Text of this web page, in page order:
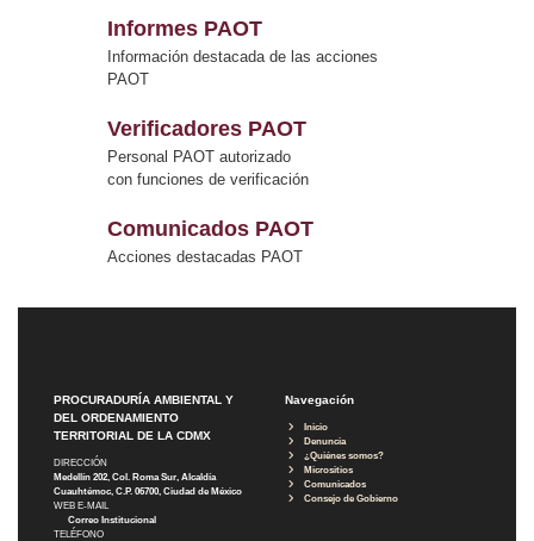
Informes PAOT
Información destacada de las acciones
PAOT
Verificadores PAOT
Personal PAOT autorizado
con funciones de verificación
Comunicados PAOT
Acciones destacadas PAOT
PROCURADURÍA AMBIENTAL Y
DEL ORDENAMIENTO
TERRITORIAL DE LA CDMX
DIRECCIÓN
Medellín 202, Col. Roma Sur, Alcaldía
Cuauhtémoc, C.P. 06700, Ciudad de México
WEB E-MAIL
Correo Institucional
TELÉFONO
Navegación
Inicio
Denuncia
¿Quiénes somos?
Micrositios
Comunicados
Consejo de Gobierno